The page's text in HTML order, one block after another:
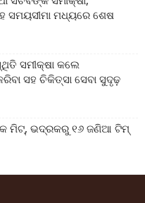
ସମୟସୀମା ମଧ୍ୟରେ ଶେଷ
ସମୀକ୍ଷା କଲେ
ସହ ଚିକିତ୍ସା ସେବା ସୁଦୃଢ଼
ମିଟ୍‌, ଭଦ୍ରକରୁ ୧୬ ଜଣିଆ ଟିମ୍